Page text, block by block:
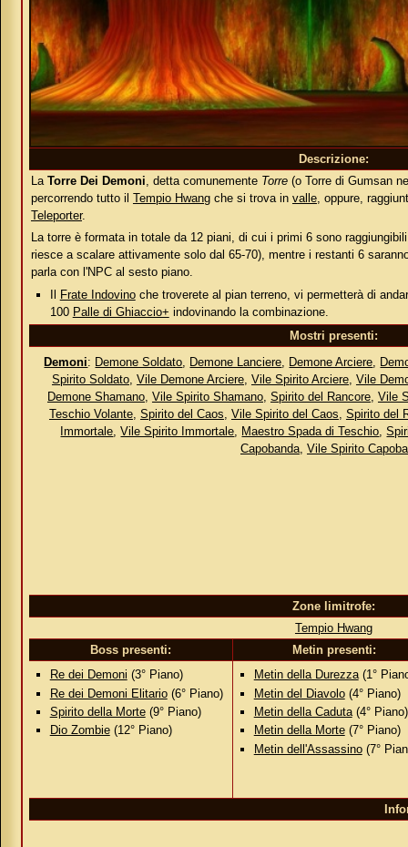
Descrizione:
La Torre Dei Demoni , detta comunemente Torre(o Torre di Gumsan
percorrendo tutto il Tempio Hwangche si trova in valle, oppure,
Teleporter.
La torre è formata in totale da 12 piani, di cui i primi 6 sono
riesce a scalare attivamente solo dal 65-70), mentre i restanti 6
parla con l'NPC al sesto piano.
Frate Indovinoche troverete al pian terreno, vi permetterà di
100 Palle di Ghiaccio+ indovinando la combinazione.
Mostri presenti:
Demoni: Demone Soldato Demone Lanciere Demone Arciere
Spirito Soldato, Vile Demone Arciere, Vile Spirito Arciere, Vile
Demone Shamano, Vile Spirito Shamano, Spirito del Rancore, Vile
Teschio Volante, Spirito del Caos Vile Spirito del Caos Spirito del
Immortale ,Vile Spirito Immortale Maestro Spada di Teschio ,
Capobanda, Vile Spirito
Zone limitrofe:
Tempio Hwang
Boss presenti:
Metin presenti:
Re dei Demoni (3° Piano)
Re dei Demoni Elitario(6° Piano)
Spirito della Morte(9° Piano)
Dio Zombie(12° Piano)
Metin della Durezza(1°
Metin del Diavolo(4° Piano)
Metin della Caduta(4° Piano)
Metin della Morte(7° Piano)
Metin dell'Assassino(7°